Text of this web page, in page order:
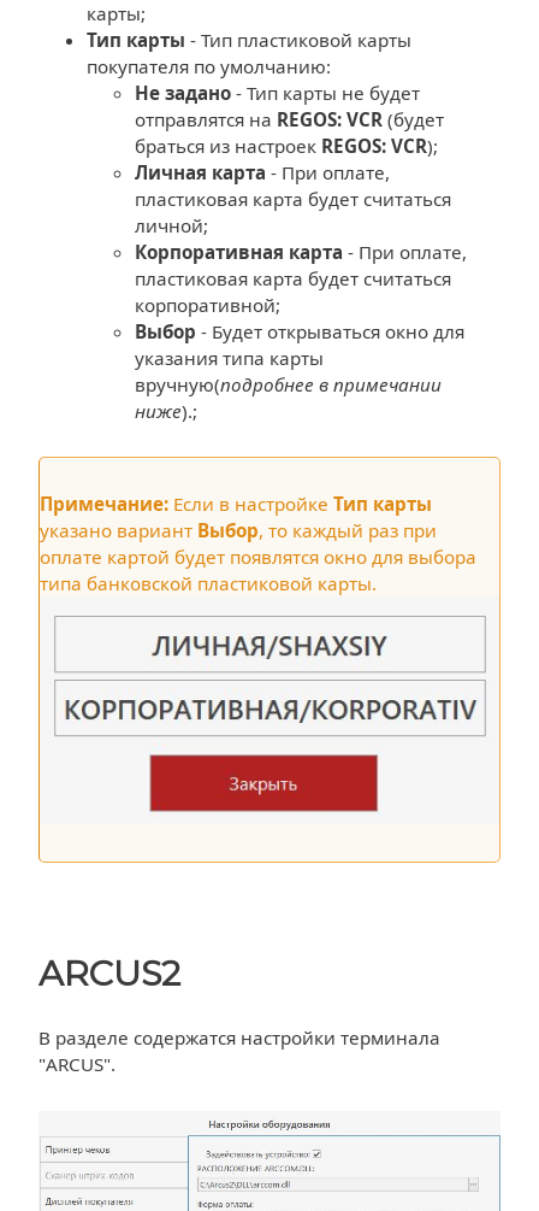
карты;
Тип карты - Тип пластиковой карты
покупателя по умолчанию:
Не задано - Тип карты не будет
отправлятся на REGOS: VCR (будет
браться из настроек REGOS: VCR);
Личная карта - При оплате,
пластиковая карта будет считаться
личной;
Корпоративная карта - При оплате,
пластиковая карта будет считаться
корпоративной;
Выбор - Будет открываться окно для
указания типа карты
вручную(подробнее в примечании
ниже).;
Примечание: Если в настройке Тип карты
указано вариант Выбор, то каждый раз при
оплате картой будет появлятся окно для выбора
типа банковской пластиковой карты.
ARCUS2
В разделе содержатся настройки терминала
"ARCUS".